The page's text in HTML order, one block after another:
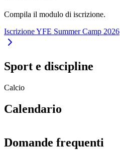
Compila il modulo di iscrizione.
Iscrizione YFE Summer Camp 2026
Sport e discipline
Calcio
Calendario
Domande frequenti